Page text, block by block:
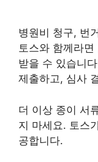
병원비 청구, 번
토스와 함께라면
받을 수 있습니
제출하고, 심사
더 이상 종이 서
지 마세요. 토스
공합니다.